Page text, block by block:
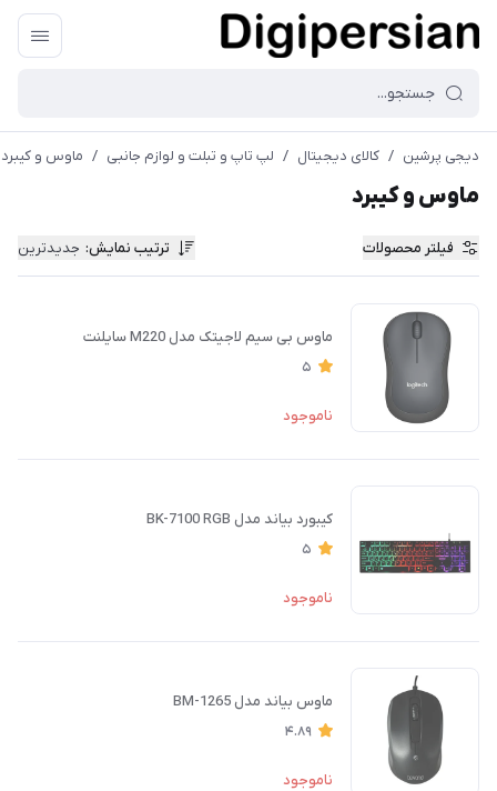
دیجی پرشین / کالای دیجیتال / لپ تاپ و تبلت و لوازم جانبی / ماوس و کیبرد
ماوس و کیبرد
فیلتر محصولات ترتیب نمایش: جدیدترین
ماوس بی‌ سیم لاجیتک مدل M220 سایلنت
5
ناموجود
کیبورد بیاند مدل BK-7100 RGB
5
ناموجود
ماوس بیاند مدل BM-1265
4.89
ناموجود